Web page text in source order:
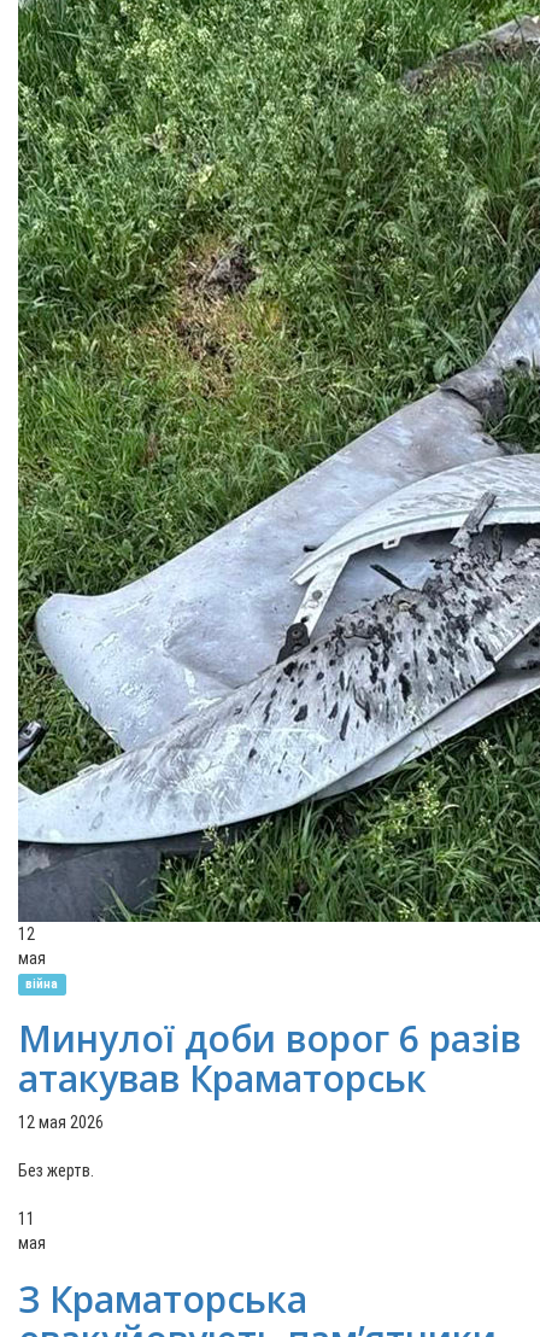
12
мая
війна
Минулої доби ворог 6 разів
атакував Краматорськ
12 мая 2026
Без жертв.
11
мая
З Краматорська